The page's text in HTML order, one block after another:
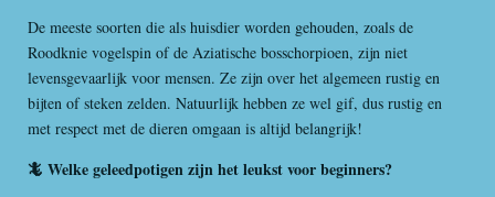
De meeste soorten die als huisdier worden gehouden, zoals de
Roodknie vogelspin of de Aziatische bosschorpioen, zijn niet
levensgevaarlijk voor mensen. Ze zijn over het algemeen rustig en
bijten of steken zelden. Natuurlijk hebben ze wel gif, dus rustig en
met respect met de dieren omgaan is altijd belangrijk!
🦎 Welke geleedpotigen zijn het leukst voor beginners?